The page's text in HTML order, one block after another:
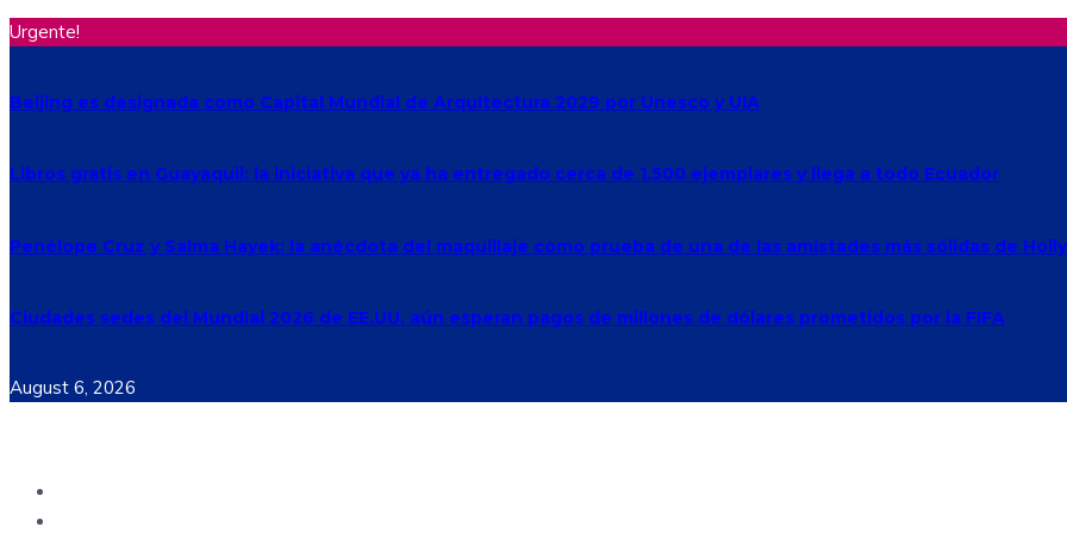
Urgente!
Beijing es designada como Capital Mundial de Arquitectura 2029 por Unesco y UIA
Libros gratis en Guayaquil: la iniciativa que ya ha entregado cerca de 1.500 ejemplares y llega a todo Ecuador
Penélope Cruz y Salma Hayek: la anécdota del maquillaje como prueba de una de las amistades más sólidas de
Ciudades sedes del Mundial 2026 de EE.UU. aún esperan pagos de millones de dólares prometidos por la FIFA
August 6, 2026